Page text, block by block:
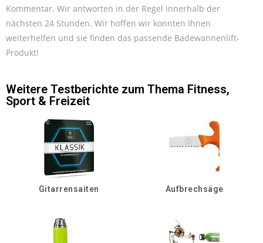
Kommentar. Wir antworten in der Regel innerhalb der
nächsten 24 Stunden. Wir hoffen wir konnten Ihnen
weiterhelfen und sie finden das passende Badewannenlift-
Produkt!
Weitere Testberichte zum Thema Fitness,
Sport & Freizeit
Gitarrensaiten Aufbrechsäge